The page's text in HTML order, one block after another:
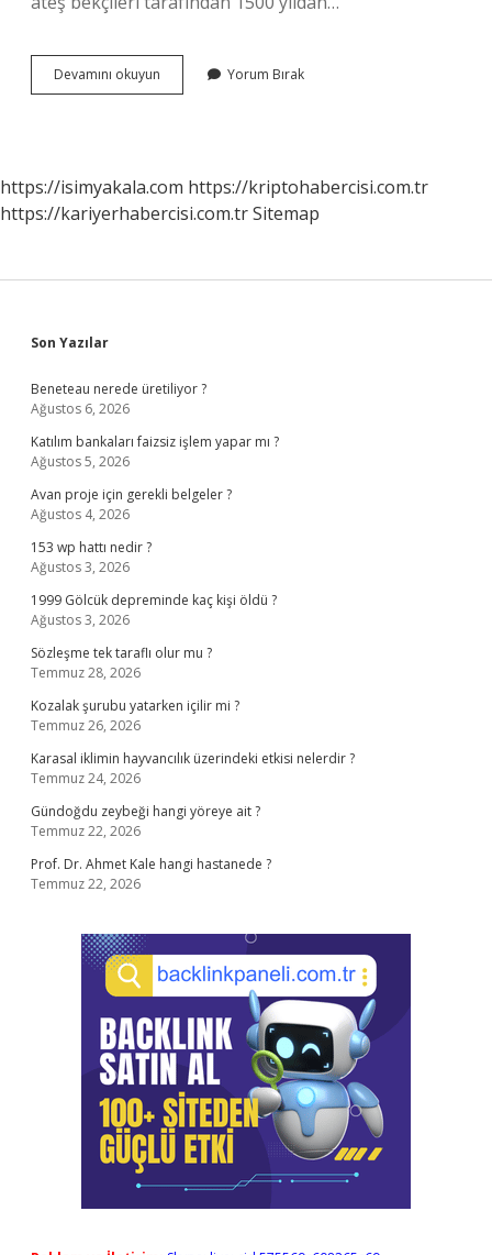
Devamını okuyun Zerdüştler
Ateşe
Yorum Bırak
https://isimyakala.com https://kriptohabercisi.com.tr
https://kariyerhabercisi.com.trSitemap
Sidebar
Son Yazılar
Beneteau nerede üretiliyor ?
Ağustos 6, 2026
Katılım bankaları faizsiz işlem yapar mı ?
Ağustos 5, 2026
Avan proje için gerekli belgeler ?
Ağustos 4, 2026
153 wp hattı nedir ?
Ağustos 3, 2026
1999 Gölcük depreminde kaç kişi öldü ?
Ağustos 3, 2026
Sözleşme tek taraflı olur mu ?
Temmuz 28, 2026
Kozalak şurubu yatarken içilir mi ?
Temmuz 26, 2026
Karasal iklimin hayvancılık üzerindeki etkisi nelerdir ?
Temmuz 24, 2026
Gündoğdu zeybeği hangi yöreye ait ?
Temmuz 22, 2026
Prof. Dr. Ahmet Kale hangi hastanede ?
Temmuz 22, 2026